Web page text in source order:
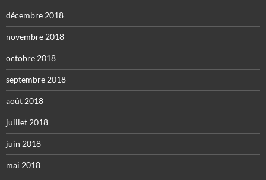
décembre 2018
novembre 2018
octobre 2018
septembre 2018
août 2018
juillet 2018
juin 2018
mai 2018